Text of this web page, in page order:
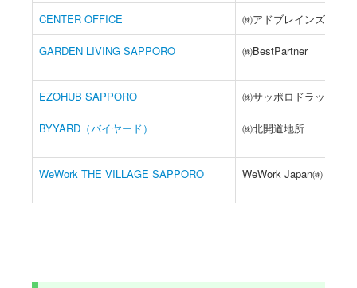
CENTER OFFICE ㈱アドブレインズ
GARDEN LIVING SAPPORO ㈱BestPartner
EZOHUB SAPPORO ㈱サッポロドラッグス
BYYARD（バイヤード） ㈱北開道地所
WeWork THE VILLAGE SAPPORO WeWork Japan㈱